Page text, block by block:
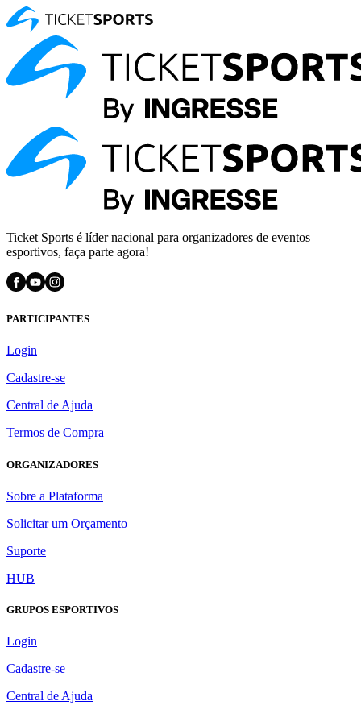
Ticket Sports é líder nacional para organizadores de eventos
esportivos, faça parte agora!
PARTICIPANTES
Login
Cadastre-se
Central de Ajuda
Termos de Compra
ORGANIZADORES
Sobre a Plataforma
Solicitar um Orçamento
Suporte
HUB
GRUPOS ESPORTIVOS
Login
Cadastre-se
Central de Ajuda